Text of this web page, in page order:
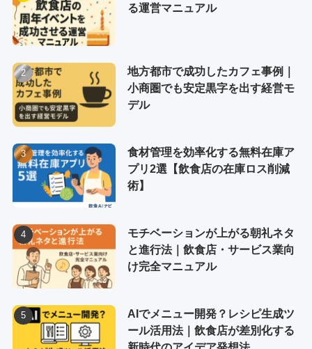
る運営マニュアル
地方都市で成功したカフェ事例｜
小商圏でも安定黒字を出す経営モ
デル
食材管理を効率化する無料在庫ア
プリ2選【飲食店の在庫ロス削減
術】
モチベーションが上がる朝礼ネタ
と進行法｜飲食店・サービス業向
け完全マニュアル
AIでメニュー開発？レシピ生成ツ
ール活用法｜飲食店が差別化する